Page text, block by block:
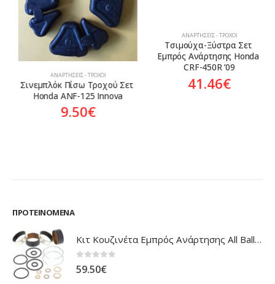
ΑΝΑΡΤΉΣΕΙΣ - ΤΡΟΧΟΊ
Σινεμπλόκ Πίσω Τροχού Σετ
Honda ANF-125 Innova
9.50€
ΑΝΑΡΤΉΣΕΙΣ - ΤΡΟΧΟΊ
Τσιμούχα-Ξύστρα Σετ
Εμπρός Ανάρτησης Honda
CRF-450R ’09
41.46€
59.50€